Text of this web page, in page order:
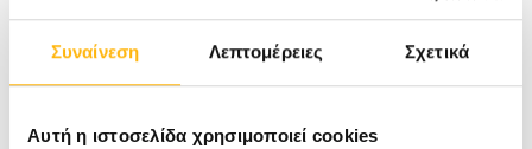
Συναίνεση Λεπτομέρειες Σχετικά
Αυτή η ιστοσελίδα χρησιμοποιεί cookies